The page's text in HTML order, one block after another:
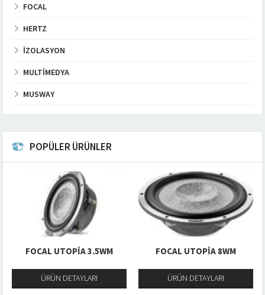
FOCAL
HERTZ
İZOLASYON
MULTIMEDYA
MUSWAY
POPÜLER ÜRÜNLER
FOCAL UTOPIA 3.5WM
ÜRÜN DETAYLARI
FOCAL UTOPIA 8WM
ÜRÜN DETAYLARI